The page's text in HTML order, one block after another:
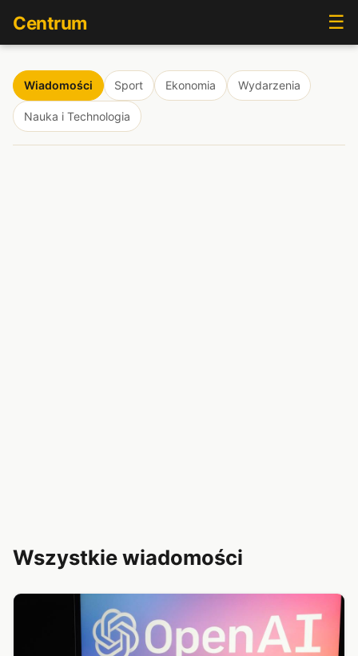
Centrum ☰
Wiadomości Sport Ekonomia Wydarzenia
Nauka i Technologia
Wszystkie wiadomości